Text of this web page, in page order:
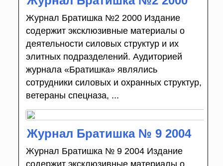
Журнал Братишка №2 2000 Издание
содержит эксклюзивные материалы о
деятельности силовых структур и их
элитных подразделений. Аудиторией
журнала «Братишка» являлись
сотрудники силовых и охранных структур,
ветераны спецназа, ...
Журнал Братишка № 9 2004
Журнал Братишка № 9 2004 Издание